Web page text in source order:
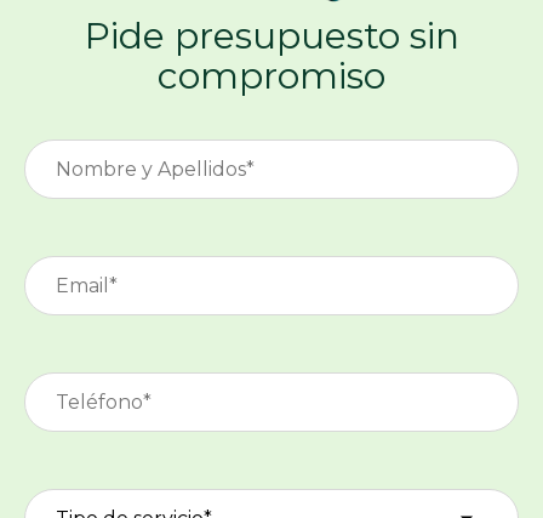
Pide presupuesto sin
compromiso